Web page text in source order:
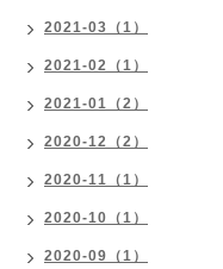
2021-03（1）
2021-02（1）
2021-01（2）
2020-12（2）
2020-11（1）
2020-10（1）
2020-09（1）